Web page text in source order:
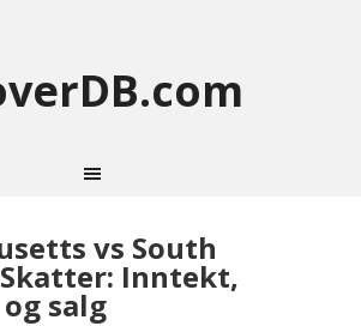
vs South
Inntekt,
salg